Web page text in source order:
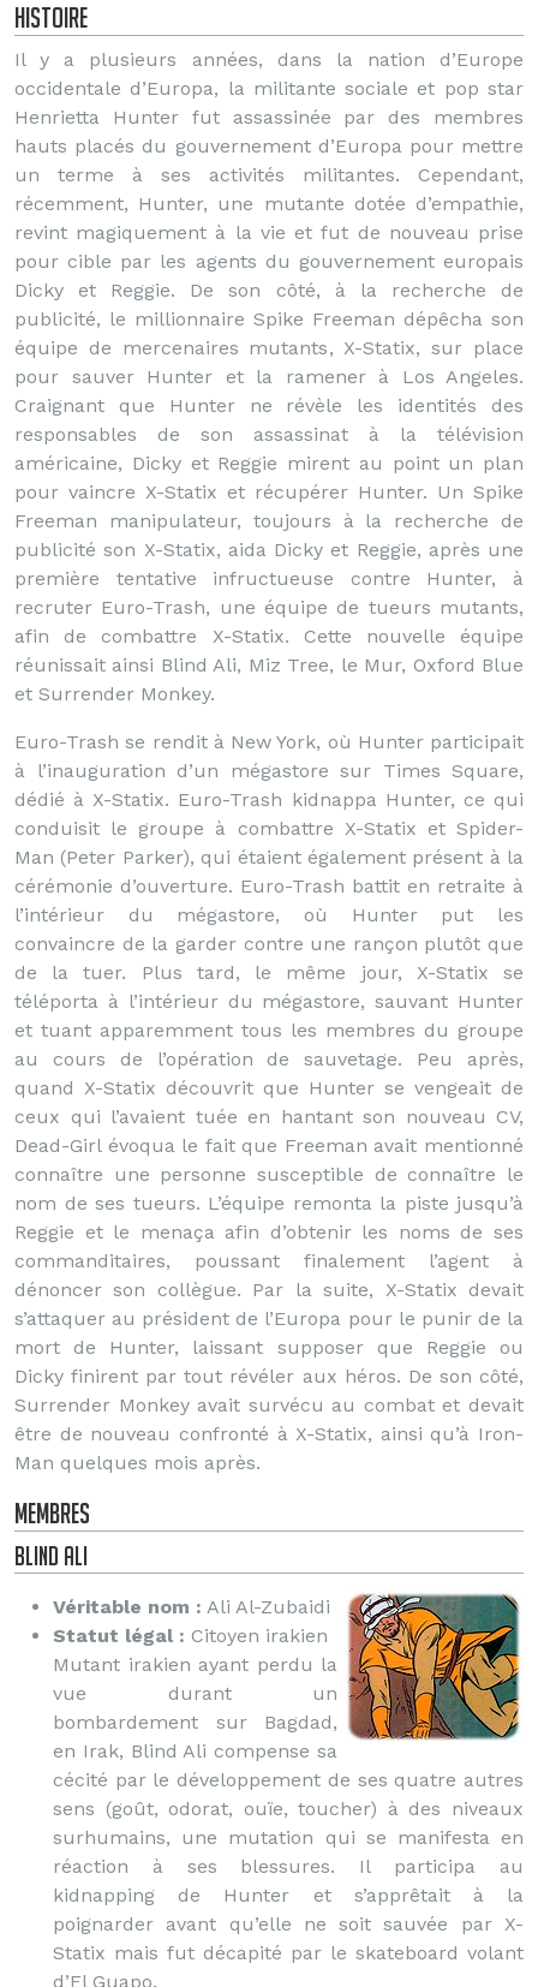
Histoire
Il y a plusieurs années, dans la nation d’Europe
occidentale d’Europa, la militante sociale et pop star
Henrietta Hunter fut assassinée par des membres
hauts placés du gouvernement d’Europa pour mettre
un terme à ses activités militantes. Cependant,
récemment, Hunter, une mutante dotée d’empathie,
revint magiquement à la vie et fut de nouveau prise
pour cible par les agents du gouvernement europais
Dicky et Reggie. De son côté, à la recherche de
publicité, le millionnaire Spike Freeman dépêcha son
équipe de mercenaires mutants, X-Statix, sur place
pour sauver Hunter et la ramener à Los Angeles.
Craignant que Hunter ne révèle les identités des
responsables de son assassinat à la télévision
américaine, Dicky et Reggie mirent au point un plan
pour vaincre X-Statix et récupérer Hunter. Un Spike
Freeman manipulateur, toujours à la recherche de
publicité son X-Statix, aida Dicky et Reggie, après une
première tentative infructueuse contre Hunter, à
recruter Euro-Trash, une équipe de tueurs mutants,
afin de combattre X-Statix. Cette nouvelle équipe
réunissait ainsi Blind Ali, Miz Tree, le Mur, Oxford Blue
et Surrender Monkey.
Euro-Trash se rendit à New York, où Hunter participait
à l’inauguration d’un mégastore sur Times Square,
dédié à X-Statix. Euro-Trash kidnappa Hunter, ce qui
conduisit le groupe à combattre X-Statix et Spider-
Man (Peter Parker), qui étaient également présent à la
cérémonie d’ouverture. Euro-Trash battit en retraite à
l’intérieur du mégastore, où Hunter put les
convaincre de la garder contre une rançon plutôt que
de la tuer. Plus tard, le même jour, X-Statix se
téléporta à l’intérieur du mégastore, sauvant Hunter
et tuant apparemment tous les membres du groupe
au cours de l’opération de sauvetage. Peu après,
quand X-Statix découvrit que Hunter se vengeait de
ceux qui l’avaient tuée en hantant son nouveau CV,
Dead-Girl évoqua le fait que Freeman avait mentionné
connaître une personne susceptible de connaître le
nom de ses tueurs. L’équipe remonta la piste jusqu’à
Reggie et le menaça afin d’obtenir les noms de ses
commanditaires, poussant finalement l’agent à
dénoncer son collègue. Par la suite, X-Statix devait
s’attaquer au président de l’Europa pour le punir de la
mort de Hunter, laissant supposer que Reggie ou
Dicky finirent par tout révéler aux héros. De son côté,
Surrender Monkey avait survécu au combat et devait
être de nouveau confronté à X-Statix, ainsi qu’à Iron-
Man quelques mois après.
Membres
Blind Ali
Véritable nom : Ali Al-Zubaidi
Statut légal : Citoyen irakien
Mutant irakien ayant perdu la
vue durant un
bombardement sur Bagdad,
en Irak, Blind Ali compense sa
cécité par le développement de ses quatre autres
sens (goût, odorat, ouïe, toucher) à des niveaux
surhumains, une mutation qui se manifesta en
réaction à ses blessures. Il participa au
kidnapping de Hunter et s’apprêtait à la
poignarder avant qu’elle ne soit sauvée par X-
Statix mais fut décapité par le skateboard volant
d’El Guapo.